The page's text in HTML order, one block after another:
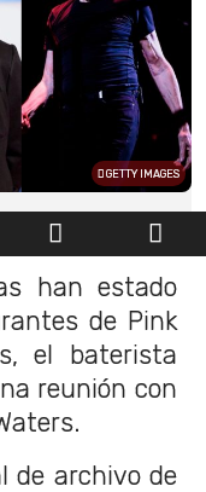
GETTY IMAGES
han estado
de Pink
el baterista
reunión con
de archivo de